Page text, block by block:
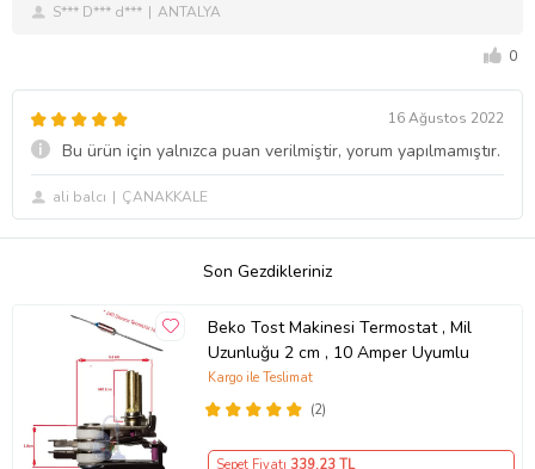
S*** D*** d*** ANTALYA
0
16 Ağustos 2022
Bu ürün için yalnızca puan verilmiştir, yorum yapılmamıştır.
ali balcı ÇANAKKALE
Son Gezdikleriniz
Beko Tost Makinesi Termostat , Mil
Uzunluğu 2 cm , 10 Amper Uyumlu
(2)
Kargo ile Teslimat
Sepet Fiyatı 339,23 TL